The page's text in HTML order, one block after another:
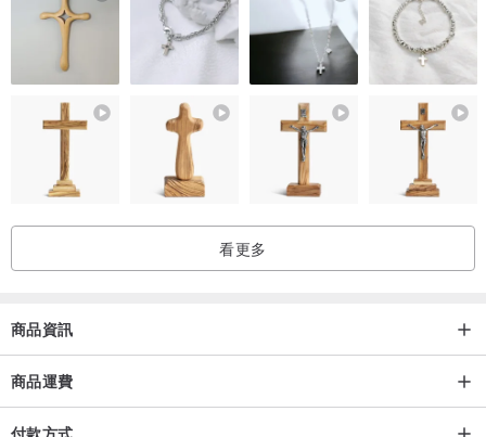
圖8，盆栽菊開花示意圖
圖9，縞蔓穗花圖
圖10，盆景席飾參考圖
/種植難度/ 盆栽菊 ★☆☆☆☆
---------------------------------------------------------------------------
澆水運動∣在欣賞美麗植物的同時，每日定時給水
土壤介質∣日本赤玉土(顆粒土)、水苔
置場∣陽台、擺放通風的室內欣賞5~7天再移至陽台
---------------------------------------------------------------------------
看更多
商品資訊
商品運費
付款方式